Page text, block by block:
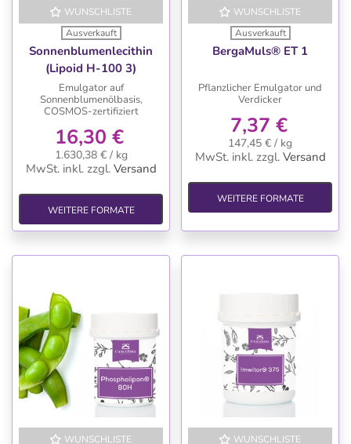
WUNSCHLISTE
Ausverkauft
Sonnenblumenlecithin
(Lipoid H-100 3)
Emulgator auf
Sonnenblumenölbasis,
COSMOS-zertifiziert
16,30 €
1.630,38 € / kg
MwSt. inkl. zzgl. Versand
WEITERE FORMATE
WUNSCHLISTE
Ausverkauft
BergaMuls® ET 1
Pflanzlicher Emulgator und
Verdicker
7,37 €
147,45 € / kg
MwSt. inkl. zzgl. Versand
WEITERE FORMATE
WUNSCHLISTE WUNSCHLISTE